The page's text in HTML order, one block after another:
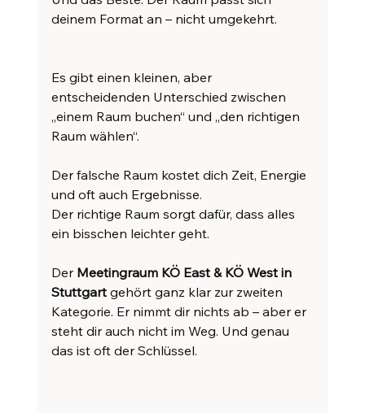
deinem Format an – nicht umgekehrt.
Es gibt einen kleinen, aber
entscheidenden Unterschied zwischen
„einem Raum buchen“ und „den richtigen
Raum wählen“.
Der falsche Raum kostet dich Zeit, Energie
und oft auch Ergebnisse.
Der richtige Raum sorgt dafür, dass alles
ein bisschen leichter geht.
Der Meetingraum KÖ East & KÖ West in
Stuttgart gehört ganz klar zur zweiten
Kategorie. Er nimmt dir nichts ab – aber er
steht dir auch nicht im Weg. Und genau
das ist oft der Schlüssel.